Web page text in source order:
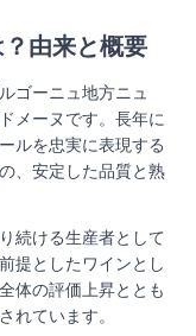
由来と概要
ゴーニュ地方ニュ
メーヌです。長年に
ルを忠実に表現する
、安定した品質と熟
続ける生産者として
提としたワインとし
体の評価上昇ととも
れています。